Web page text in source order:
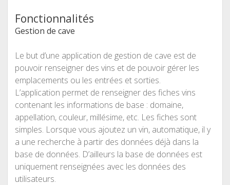
Fonctionnalités
Gestion de cave
Le but d’une application de gestion de cave est de
pouvoir renseigner des vins et de pouvoir gérer les
emplacements ou les entrées et sorties.
L’application permet de renseigner des fiches vins
contenant les informations de base : domaine,
appellation, couleur, millésime, etc. Les fiches sont
simples. Lorsque vous ajoutez un vin, automatique, il y
a une recherche à partir des données déjà dans la
base de données. D’ailleurs la base de données est
uniquement renseignées avec les données des
utilisateurs.